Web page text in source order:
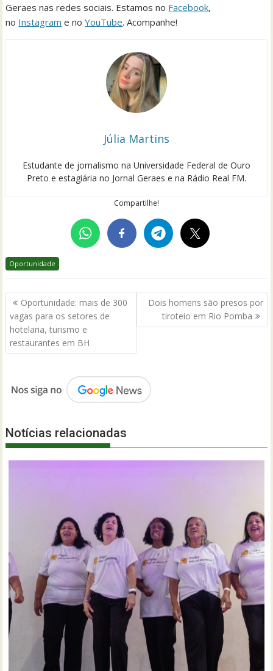
Geraes nas redes sociais. Estamos no Facebook,
no Instagram e noYouTube. Acompanhe!
Júlia Martins
Estudante de jornalismo na Universidade Federal de Ouro
Preto e estagiária no Jornal Geraes e na Rádio Real FM.
Compartilhe!
Oportunidade
Navegação
de
Post
Oportunidade: mais de 300
vagas para os setores de
hotelaria, turismo e
restaurantes em BH
Dois homens são presos por
tiroteio em Rio Pomba
Notícias relacionadas